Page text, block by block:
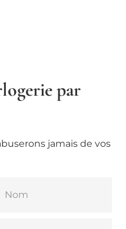
par
jamais de vos